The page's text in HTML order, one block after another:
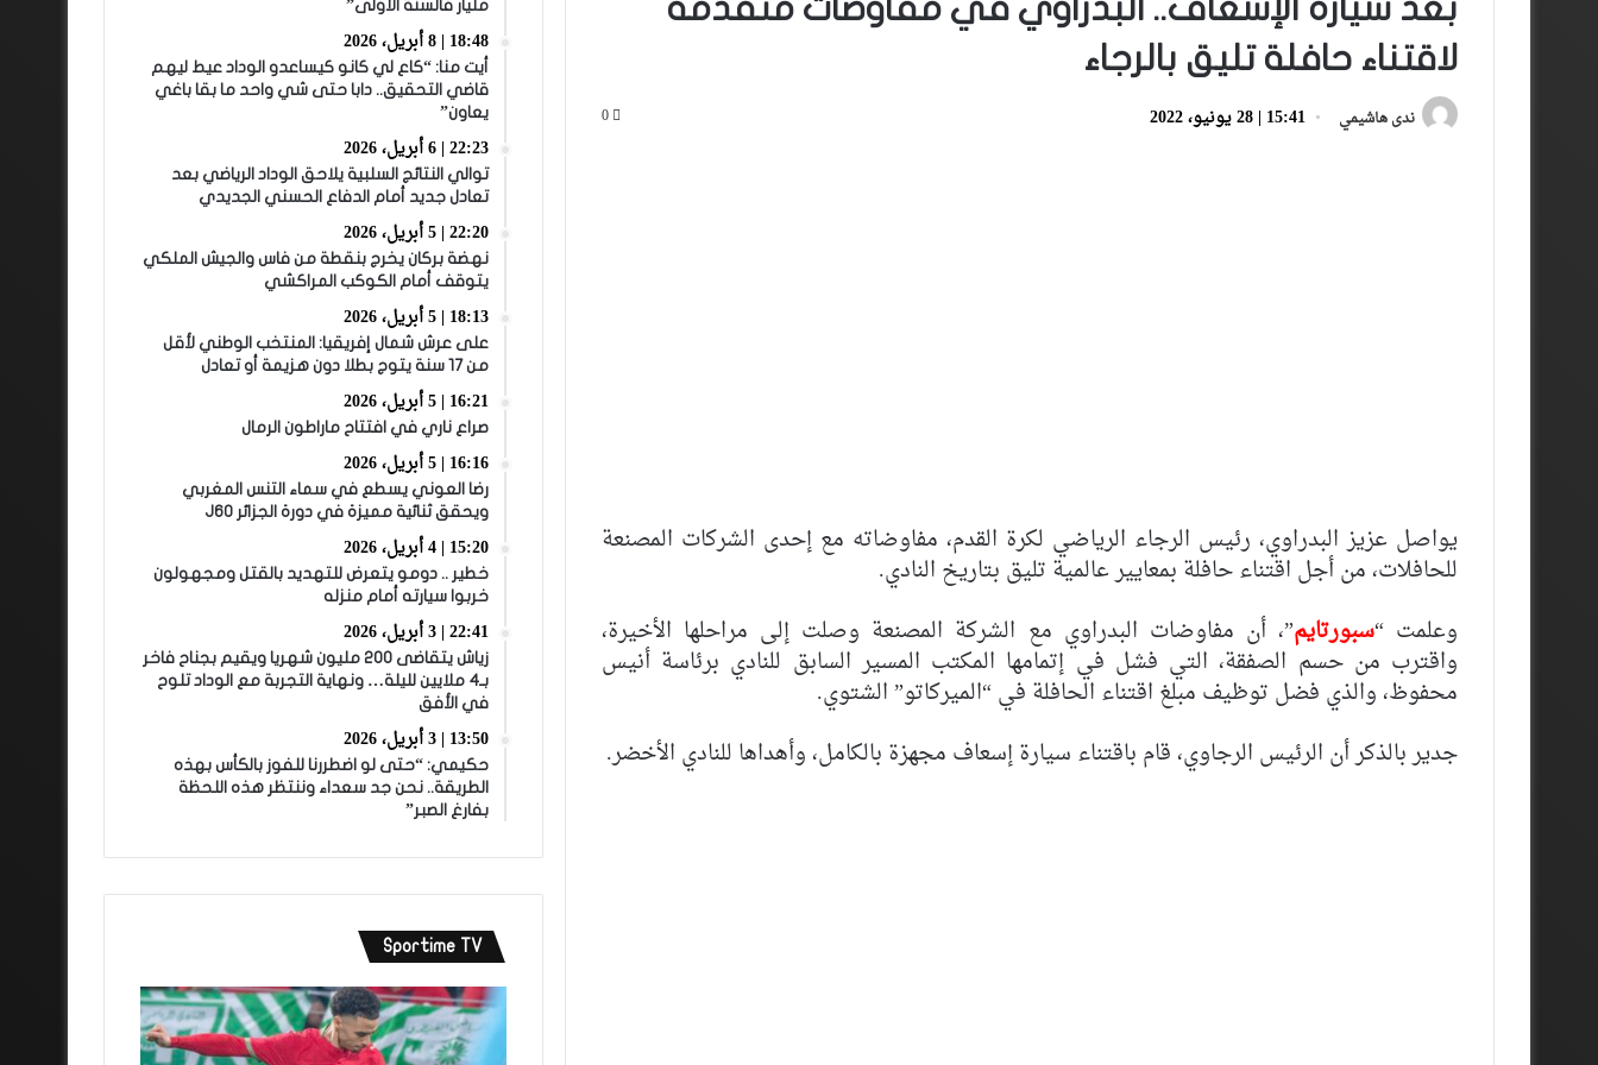
بعد سيارة الإسعاف.. البدراوي في مفاوضات متقدمة
لاقتناء حافلة تليق بالرجاء
ندى هاشيمي 15:41 | 28 يونيو، 2022 0
يواصل عزيز البدراوي، رئيس الرجاء الرياضي لكرة القدم، مفاوضاته مع إحدى الشركات المصنعة
للحافلات، من أجل اقتناء حافلة بمعايير عالمية تليق بتاريخ النادي.
وعلمت “سبورتايم”، أن مفاوضات البدراوي مع الشركة المصنعة وصلت إلى مراحلها الأخيرة،
واقترب من حسم الصفقة، التي فشل في إتمامها المكتب المسير السابق للنادي برئاسة أنيس
محفوظ، والذي فضل توظيف مبلغ اقتناء الحافلة في “الميركاتو” الشتوي.
جدير بالذكر أن الرئيس الرجاوي، قام باقتناء سيارة إسعاف مجهزة بالكامل، وأهداها للنادي الأخضر.
مليار فالسنة الأولى”
18:48 | 8 أبريل، 2026
أيت منا: “كاع لي كانو كيساعدو الوداد عيط ليهم
قاضي التحقيق.. دابا حتى شي واحد ما بقا باغي
يعاون”
22:23 | 6 أبريل، 2026
توالي النتائج السلبية يلاحق الوداد الرياضي بعد
تعادل جديد أمام الدفاع الحسني الجديدي
22:20 | 5 أبريل، 2026
نهضة بركان يخرج بنقطة من فاس والجيش الملكي
يتوقف أمام الكوكب المراكشي
18:13 | 5 أبريل، 2026
على عرش شمال إفريقيا: المنتخب الوطني لأقل
من 17 سنة يتوج بطلا دون هزيمة أو تعادل
16:21 | 5 أبريل، 2026
صراع ناري في افتتاح ماراطون الرمال
16:16 | 5 أبريل، 2026
رضا العوني يسطع في سماء التنس المغربي
ويحقق ثنائية مميزة في دورة الجزائر J60
15:20 | 4 أبريل، 2026
خطير .. دومو يتعرض للتهديد بالقتل ومجهولون
خربوا سيارته أمام منزله
22:41 | 3 أبريل، 2026
زياش يتقاضى 200 مليون شهريا ويقيم بجناح فاخر
بـ4 ملايين لليلة… ونهاية التجربة مع الوداد تلوح
في الأفق
13:50 | 3 أبريل، 2026
حكيمي: “حتى لو اضطررنا للفوز بالكأس بهذه
الطريقة.. نحن جد سعداء وننتظر هذه اللحظة
بفارغ الصبر”
Sportime TV